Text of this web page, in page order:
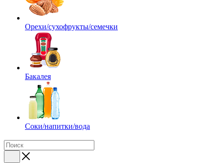
Орехи/сухофрукты/семечки
Бакалея
Соки/напитки/вода